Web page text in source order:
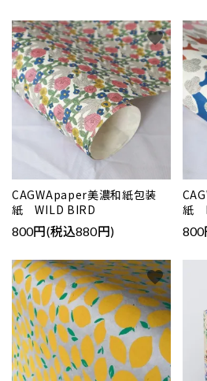
CAGWApaper美濃和紙包装
紙 WILD BIRD
800円(税込880円)
favorite
紙
800
favorite
キーワード
カテゴリー
検索する